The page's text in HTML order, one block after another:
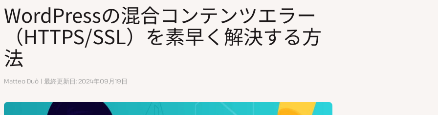
お問い合わせ
WordPressの混合コンテンツエラー
（HTTPS/SSL）を素早く解決する方
法
執
Matteo Duò 最終更新日 2024年09月19日